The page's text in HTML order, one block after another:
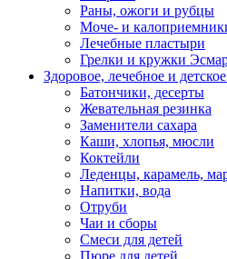
Раны, ожоги и рубцы
Моче- и
Лечебные пластыри
Грелки и кружки
Здоровое, лечебное и
Батончики, десерты
Жевательная резинка
Заменители сахара
Каши, хлопья, мюсли
Коктейли
Леденцы, карамель,
Напитки, вода
Отруби
Чаи и сборы
Смеси для детей
Пюре для детей